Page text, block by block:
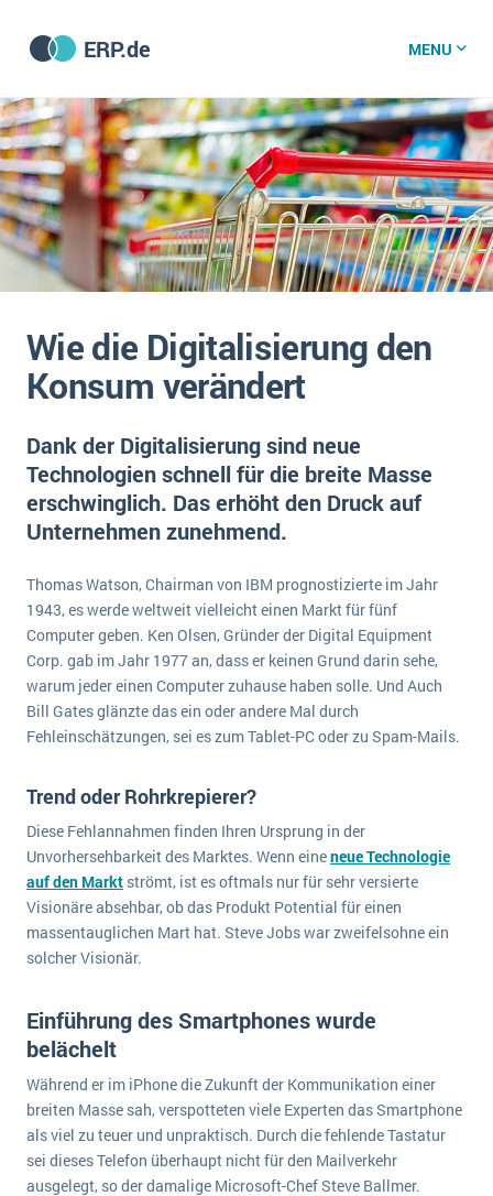
ERP.de
ERP software
Die 15 Schritte einer ERP‑Einführung
Was ist ERP?
Hintergrund
ERP-Software nach Branche
Plattform
Funktionalitäten
Kosten
Suche
Auswahl
Einführung
Schulung
Auswertung
Service und Wartung
ERP vergleichen
ERP für jede Branche
ERP-Software nach Branchen
Ämter
Bau
Bildungseinrichtungen
E-commerce
Einzelhandel
Finanzen
Grosshandel
Handel
Handwerk
Health Care
Installation
Landwirtschaft
Maschinenbau
Medien
NGO
Lebensmittelindustrie
Produktion
Services
Textil und Mode
Vermietung
ERP Wissenszentrum
Vorgestellt
Die 4 Komponenten eines CRM-Systems
5 Funktionen einer ERP-Software für Konzerne
Was ist Data Mining? - Ein Leitfaden für Unternehmen
ERP Wissenszentrum
Service Level Agreements (SLA) und ERP: Was muss man wissen?
ERP-Software für Abfallentsorger
Digitale Arbeitsaufträge in Ihrem ERP- oder FSM-System: clever und effizient
Was ist ERP?
ERP-Experten
Offene Stellen bei ERP-Lieferanten
DSGVO/GDPR
Impressum
Kontakt
MENU
Wie die Digitalisierung den
Konsum verändert
Dank der Digitalisierung sind neue
Technologien schnell für die breite Masse
erschwinglich. Das erhöht den Druck auf
Unternehmen zunehmend.
Thomas Watson, Chairman von IBM prognostizierte im Jahr
1943, es werde weltweit vielleicht einen Markt für fünf
Computer geben. Ken Olsen, Gründer der Digital Equipment
Corp. gab im Jahr 1977 an, dass er keinen Grund darin sehe,
warum jeder einen Computer zuhause haben solle. Und Auch
Bill Gates glänzte das ein oder andere Mal durch
Fehleinschätzungen, sei es zum Tablet-PC oder zu Spam-Mails.
Trend oder Rohrkrepierer?
Diese Fehlannahmen finden Ihren Ursprung in der
Unvorhersehbarkeit des Marktes. Wenn eineneue Technologie
auf den Markt strömt, ist es oftmals nur für sehr versierte
Visionäre absehbar, ob das Produkt Potential für einen
massentauglichen Mart hat. Steve Jobs war zweifelsohne ein
solcher Visionär.
Einführung des Smartphones wurde
belächelt
Während er im iPhone die Zukunft der Kommunikation einer
breiten Masse sah, verspotteten viele Experten das Smartphone
als viel zu teuer und unpraktisch. Durch die fehlende Tastatur
sei dieses Telefon überhaupt nicht für den Mailverkehr
ausgelegt, so der damalige Microsoft-Chef Steve Ballmer.